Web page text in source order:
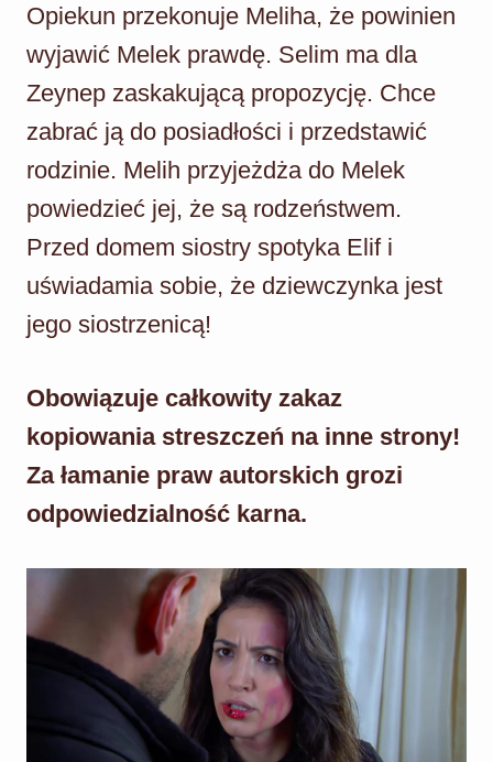
Opiekun przekonuje Meliha, że powinien
wyjawić Melek prawdę. Selim ma dla
Zeynep zaskakującą propozycję. Chce
zabrać ją do posiadłości i przedstawić
rodzinie. Melih przyjeżdża do Melek
powiedzieć jej, że są rodzeństwem.
Przed domem siostry spotyka Elif i
uświadamia sobie, że dziewczynka jest
jego siostrzenicą!
Obowiązuje całkowity zakaz
kopiowania streszczeń na inne strony!
Za łamanie praw autorskich grozi
odpowiedzialność karna.